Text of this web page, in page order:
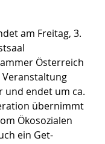
am Freitag, 3.
Österreich
Veranstaltung
und endet um ca.
übernimmt
Ökosozialen
ein Get-